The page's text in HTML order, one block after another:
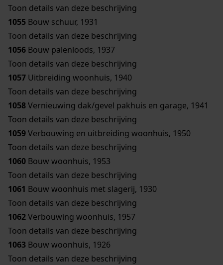
Toon details van deze beschrijving
1055 Bouw schuur, 1931
Toon details van deze beschrijving
1056 Bouw palenloods, 1937
Toon details van deze beschrijving
1057 Uitbreiding woonhuis, 1940
Toon details van deze beschrijving
1058Vernieuwing dak/gevel pakhuis en garage, 1941
Toon details van deze beschrijving
1059Verbouwing en uitbreiding woonhuis, 1950
Toon details van deze beschrijving
1060 Bouw woonhuis, 1953
Toon details van deze beschrijving
1061 Bouw woonhuis met slagerij, 1930
Toon details van deze beschrijving
1062Verbouwing woonhuis, 1957
Toon details van deze beschrijving
1063 Bouw woonhuis, 1926
Toon details van deze beschrijving